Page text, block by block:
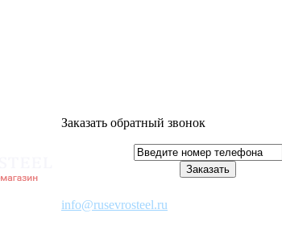
Заказать обратный звонок
info@rusevrosteel.ru